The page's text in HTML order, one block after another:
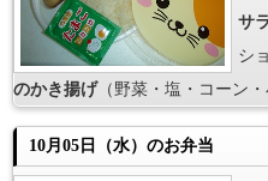
サ
シ
のかき揚げ（野菜・塩・コーン・
10月05日（水）のお弁当